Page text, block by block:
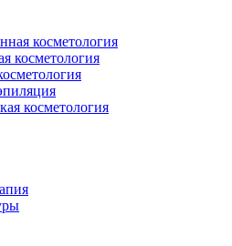
косметология
косметология
косметология